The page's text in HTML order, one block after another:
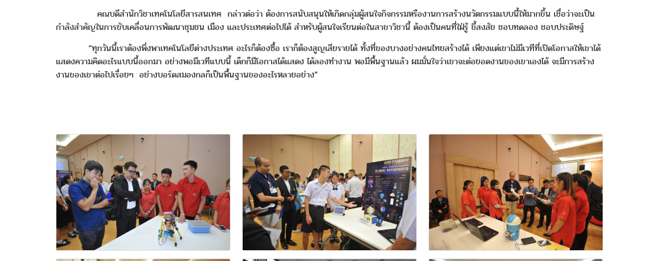
คณบดีสำนักวิชาเทคโนโลยีสารสนเทศ กล่าวต่อว่า ต้องการสนับสนุนให้เกิดกลุ่มผู้สนใจกิจกรรมหรืองานการสร้างนวัตกรรมแบบนี้ให้มากขึ้น เชื่อว่าจะเป็น
กำลังสำคัญในการขับเคลื่อนการพัฒนาชุมชน เมือง และประเทศต่อไปได้ สำหรับผู้สนใจเรียนต่อในสาขาวิชานี้ ต้องเป็นคนที่ใฝ่รู้ ขี้สงสัย ชอบทดลอง ชอบประดิษฐ์
“ทุกวันนี้เราต้องพึ่งพาเทคโนโลยีต่างประเทศ อะไรก็ต้องซื้อ เราก็ต้องสูญเสียรายได้ ทั้งที่ของบางอย่างคนไทยสร้างได้ เพียงแต่เขาไม่มีเวทีที่เปิดโอกาสให้เขาได้
แสดงความคิดอะไรแบบนี้ออกมา อย่างพอมีเวทีแบบนี้ เด็กก็มีโอกาสได้แสดง ได้ลองทำงาน พอมีพื้นฐานแล้ว ผมมั่นใจว่าเขาจะต่อยอดงานของเขาเองได้ จะมีการสร้าง
งานของเขาต่อไปเรื่อยๆ อย่างบอร์ดสมองกลก็เป็นพื้นฐานของอะไรหลายอย่าง”